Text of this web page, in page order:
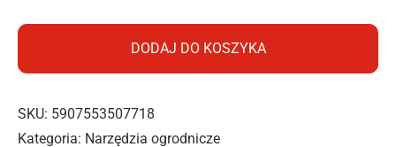
DODAJ DO KOSZYKA
SKU: 5907553507718
Kategoria: Narzędzia ogrodnicze